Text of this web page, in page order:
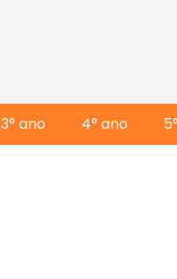
3° ano 4° ano